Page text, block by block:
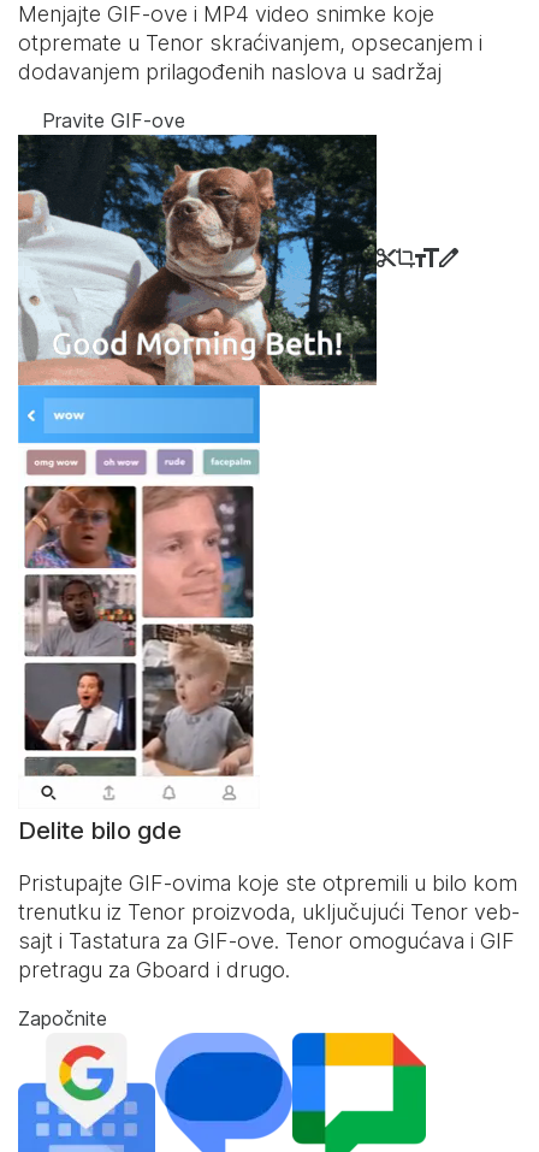
Menjajte GIF-ove i MP4 video snimke koje
otpremate u Tenor skraćivanjem, opsecanjem i
dodavanjem prilagođenih naslova u sadržaj
Pravite GIF-ove
Delite bilo gde
Pristupajte GIF-ovima koje ste otpremili u bilo kom
trenutku iz Tenor proizvoda, uključujući Tenor veb-
sajt i Tastatura za GIF-ove. Tenor omogućava i GIF
pretragu za Gboard i drugo.
Započnite